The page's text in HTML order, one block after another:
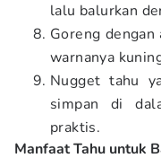
lalu balurkan
Goreng
warnanya
Nugget tahu
simpan di
praktis.
Manfaat Tahu untuk